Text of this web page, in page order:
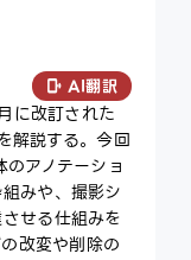
AI翻訳
に改訂された
解説する。今回
アノテーショ
みや、撮影シ
せる仕組みを
改変や削除の